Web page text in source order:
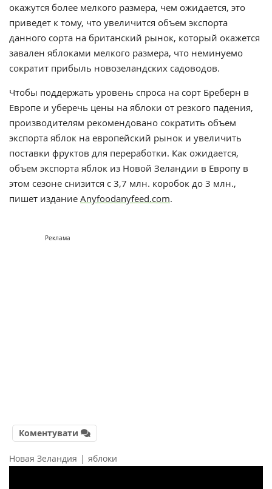
окажутся более мелкого размера, чем ожидается, это
приведет к тому, что увеличится объем экспорта
данного сорта на британский рынок, который окажется
завален яблоками мелкого размера, что неминуемо
сократит прибыль новозеландских садоводов.
Чтобы поддержать уровень спроса на сорт Бреберн в
Европе и уберечь цены на яблоки от резкого падения,
производителям рекомендовано сократить объем
экспорта яблок на европейский рынок и увеличить
поставки фруктов для переработки. Как ожидается,
объем экспорта яблок из Новой Зеландии в Европу в
этом сезоне снизится с 3,7 млн. коробок до 3 млн.,
пишет издание Аnyfoodanyfeed.com.
Реклама
Коментувати
Новая Зеландия | яблоки